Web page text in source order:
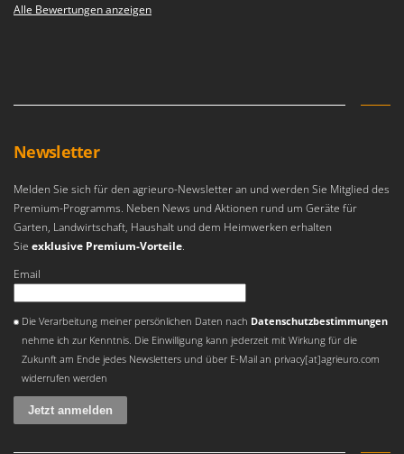
Alle Bewertungen anzeigen
Newsletter
Melden Sie sich für den agrieuro-Newsletter an und werden Sie Mitglied des
Premium-Programms. Neben News und Aktionen rund um Geräte für
Garten, Landwirtschaft, Haushalt und dem Heimwerken erhalten
Sie exklusive Premium-Vorteile.
Email
Die Verarbeitung meiner persönlichen Daten nach Datenschutzbestimmungen
nehme ich zur Kenntnis. Die Einwilligung kann jederzeit mit Wirkung für die
Zukunft am Ende jedes Newsletters und über E-Mail an privacy[at]agrieuro.com
widerrufen werden